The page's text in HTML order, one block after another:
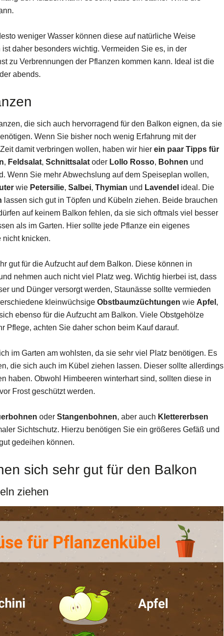
weniger Wasser können diese auf natürliche Weise
ist daher besonders wichtig. Vermeiden Sie es, in der
zu Verbrennungen der Pflanzen kommen kann. Ideal ist die
abends.
die sich auch hervorragend für den Balkon eignen, da sie
Wenn Sie bisher noch wenig Erfahrung mit der
damit verbringen wollen, haben wir hier ein paar Tipps für
, Feldsalat, Schnittsalat oder Lollo Rosso, Bohnen und
Wenn Sie mehr Abwechslung auf dem Speiseplan wollen,
wie Petersilie, Salbei, Thymian und Lavendel ideal. Die
lassen sich gut in Töpfen und Kübeln ziehen. Beide brauchen
auf keinem Balkon fehlen, da sie sich oftmals viel besser
als im Garten. Hier sollte jede Pflanze ein eigenes
nicht knicken.
gut für die Aufzucht auf dem Balkon. Diese können in
nehmen auch nicht viel Platz weg. Wichtig hierbei ist, dass
und Dünger versorgt werden, Staunässe sollte vermieden
kleinwüchsige Obstbaumzüchtungen wie Apfel ,
ebenso für die Aufzucht am Balkon. Viele Obstgehölze
Pflege, achten Sie daher schon beim Kauf darauf.
im Garten am wohlsten, da sie sehr viel Platz benötigen. Es
die sich auch im Kübel ziehen lassen. Dieser sollte allerdings
haben. Obwohl Himbeeren winterhart sind, sollten diese in
Frost geschützt werden.
oder Stangenbohnen, aber auch Klettererbsen
Sichtschutz. Hierzu benötigen Sie ein größeres Gefäß und
gedeihen können.
sich sehr gut für den Balkon
ziehen